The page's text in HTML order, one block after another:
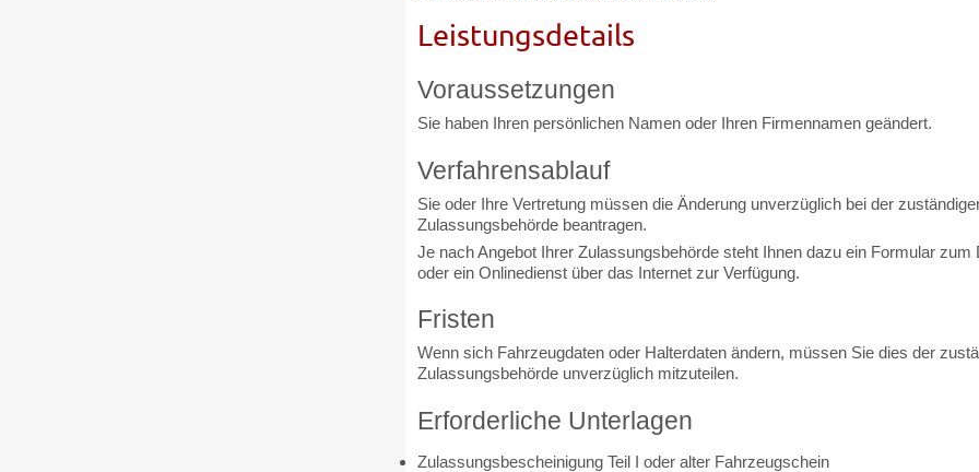
Leistungsdetails
Voraussetzungen
Sie haben Ihren persönlichen Namen oder Ihren Firmennamen geändert.
Verfahrensablauf
Sie oder Ihre Vertretung müssen die Änderung unverzüglich bei der
Zulassungsbehörde beantragen.
Je nach Angebot Ihrer Zulassungsbehörde steht Ihnen dazu ein Formular zum
oder ein Onlinedienst über das Internet zur Verfügung.
Fristen
Wenn sich Fahrzeugdaten oder Halterdaten ändern, müssen Sie dies der
Zulassungsbehörde unverzüglich mitzuteilen.
Erforderliche Unterlagen
Zulassungsbescheinigung Teil I oder alter Fahrzeugschein